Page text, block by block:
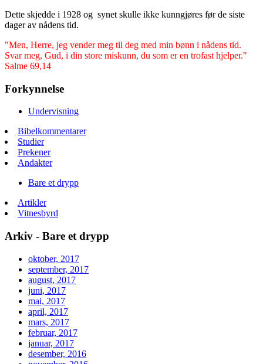
Dette skjedde i 1928 og synet skulle ikke kunngjøres før de siste
dager av nådens tid.
"Men, Herre, jeg vender meg til deg med min bønn i nådens tid.
Svar meg, Gud, i din store miskunn, du som er en trofast hjelper."
Salme 69,14
Forkynnelse
Undervisning
Bibelkommentarer
Studier
Prekener
Andakter
Bare et drypp
Artikler
Vitnesbyrd
Arkiv - Bare et drypp
oktober, 2017
september, 2017
august, 2017
juni, 2017
mai, 2017
april, 2017
mars, 2017
februar, 2017
januar, 2017
desember, 2016